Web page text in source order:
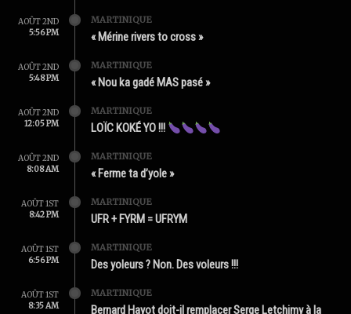
AOÛT 2ND
5:56 PM
MARTINIQUE
« Mérine rivers to cross »
AOÛT 2ND
5:48 PM
MARTINIQUE
« Nou ka gadé MAS pasé »
AOÛT 2ND
12:05 PM
MARTINIQUE
LOÏC KOKÉ YO !!!
AOÛT 2ND
8:08 AM
MARTINIQUE
« Ferme ta d’yole »
AOÛT 1ST
8:42 PM
MARTINIQUE
UFR + FYRM = UFRYM
AOÛT 1ST
6:56 PM
MARTINIQUE
Des yoleurs ? Non. Des voleurs !!!
AOÛT 1ST
8:35 AM
MARTINIQUE
Bernard Hayot doit-il remplacer Serge Letchimy à la